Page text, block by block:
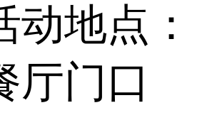
动地点：
厅门口